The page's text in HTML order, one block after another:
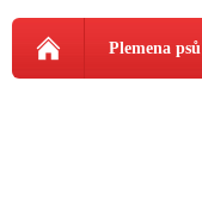
Plemena psů